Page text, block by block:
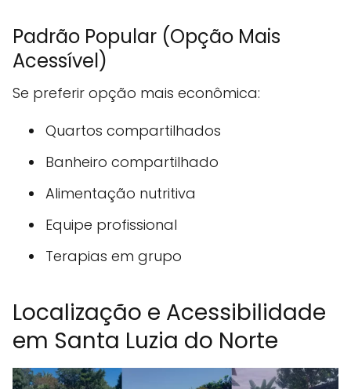
Padrão Popular (Opção Mais
Acessível)
Se preferir opção mais econômica:
Quartos compartilhados
Banheiro compartilhado
Alimentação nutritiva
Equipe profissional
Terapias em grupo
Localização e Acessibilidade
em Santa Luzia do Norte